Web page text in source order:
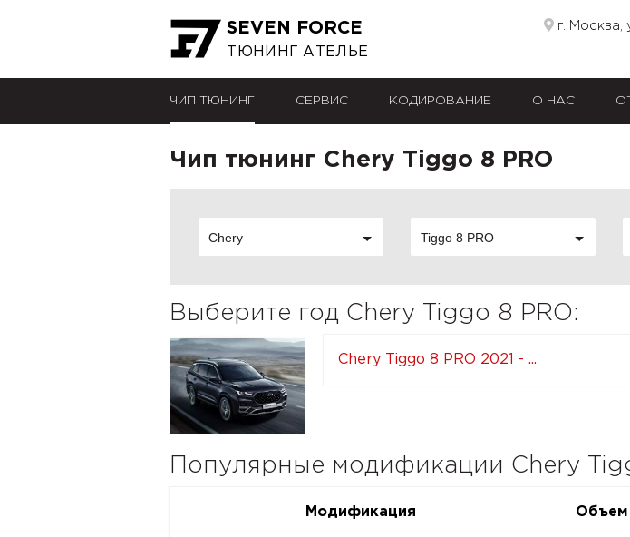
SEVEN FORCE
ТЮНИНГ АТЕЛЬЕ
г. Москва,
ЧИП ТЮНИНГ СЕРВИС КОДИРОВАНИЕ О НАС
Чип тюнинг Chery Tiggo 8 PRO
Chery Tiggo 8 PRO
Выберите год Chery Tiggo 8 PRO:
Chery Tiggo 8 PRO 2021 - ...
Популярные модификации Chery
Модификация Объем